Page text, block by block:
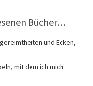
Bücher…
und Ecken,
mit dem ich mich